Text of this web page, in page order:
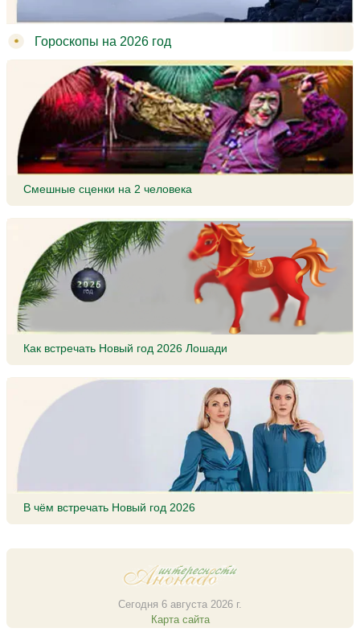
Гороскопы на 2026 год
Смешные сценки на 2 человека
Как встречать Новый год 2026 Лошади
В чём встречать Новый год 2026
Сегодня 6 августа 2026 г.
Карта сайта